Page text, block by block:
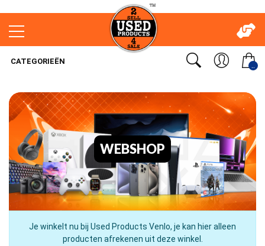
..
CATEGORIEËN
WEBSHOP
Je winkelt nu bij Used Products Venlo, je kan hier alleen
producten afrekenen uit deze winkel.